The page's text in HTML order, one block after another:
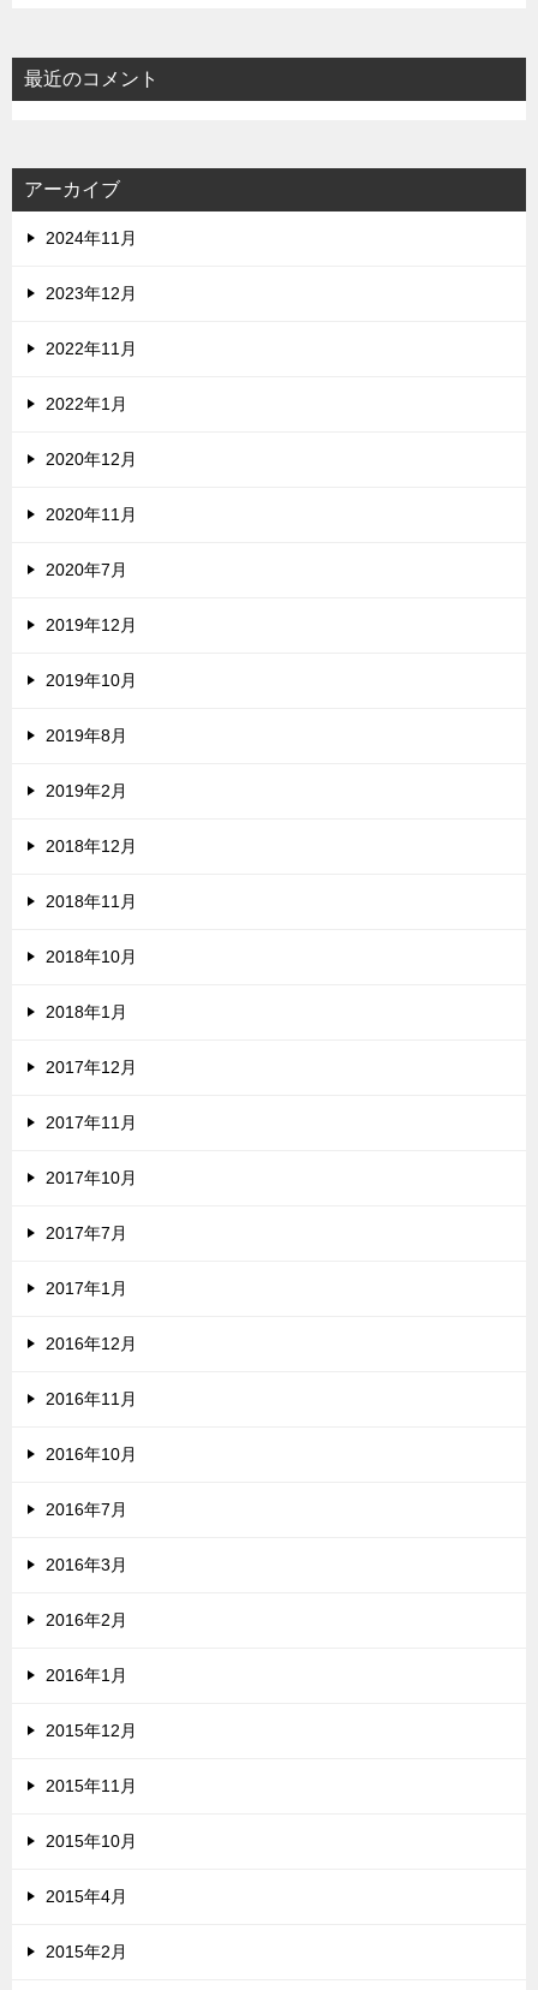
最近のコメント
アーカイブ
2024年11月
2023年12月
2022年11月
2022年1月
2020年12月
2020年11月
2020年7月
2019年12月
2019年10月
2019年8月
2019年2月
2018年12月
2018年11月
2018年10月
2018年1月
2017年12月
2017年11月
2017年10月
2017年7月
2017年1月
2016年12月
2016年11月
2016年10月
2016年7月
2016年3月
2016年2月
2016年1月
2015年12月
2015年11月
2015年10月
2015年4月
2015年2月